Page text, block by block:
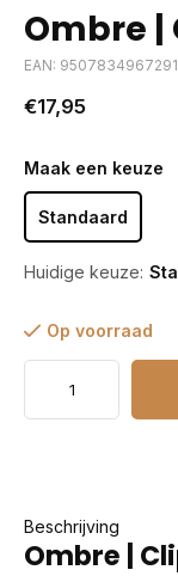
Ombre |
EAN: 9507834967291
€17,95
Maak een keuze
Standaard
Huidige keuze:
Op voorraad
Beschrijving
Ombre |